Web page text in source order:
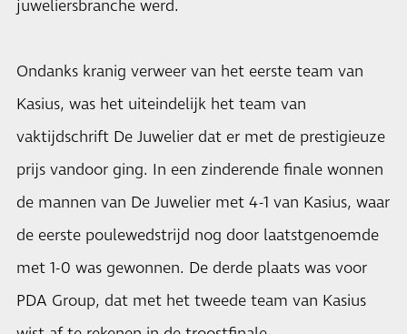
juweliersbranche werd.
Ondanks kranig verweer van het eerste team van
Kasius, was het uiteindelijk het team van
vaktijdschrift De Juwelier dat er met de prestigieuze
prijs vandoor ging. In een zinderende finale wonnen
de mannen van De Juwelier met 4-1 van Kasius, waar
de eerste poulewedstrijd nog door laatstgenoemde
met 1-0 was gewonnen. De derde plaats was voor
PDA Group, dat met het tweede team van Kasius